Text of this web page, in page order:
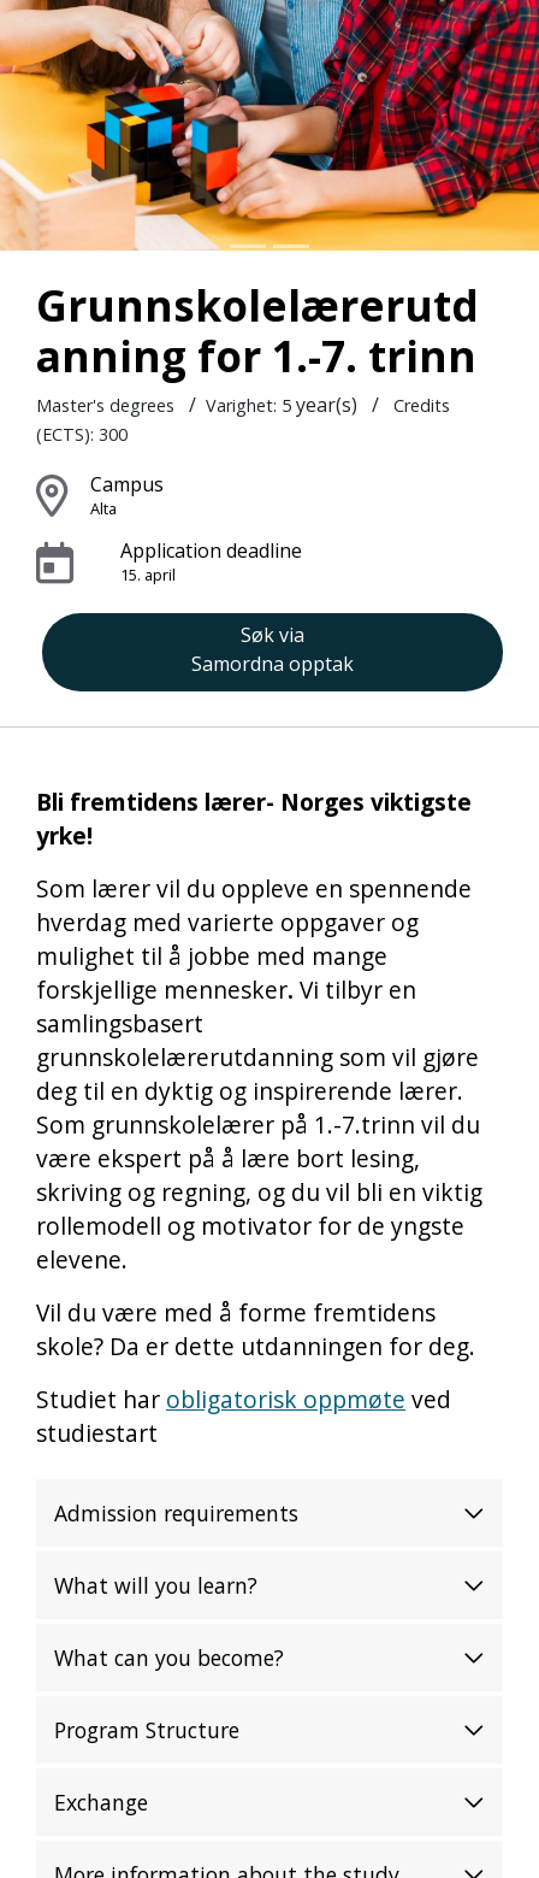
Grunnskolelærerutd
anning for 1.-7. trinn
Master's degrees / Varighet: 5 year(s) /
Credits
(ECTS): 300
Campus
Alta
Application deadline
15. april
Søk via
Samordna opptak
Bli fremtidens lærer- Norges viktigste
yrke!
Som lærer vil du oppleve en spennende
hverdag med varierte oppgaver og
mulighet til å jobbe med mange
forskjellige mennesker. Vi tilbyr en
samlingsbasert
grunnskolelærerutdanning som vil gjøre
deg til en dyktig og inspirerende lærer.
Som grunnskolelærer på 1.-7.trinn vil du
være ekspert på å lære bort lesing,
skriving og regning, og du vil bli en viktig
rollemodell og motivator for de yngste
elevene.
Vil du være med å forme fremtidens
skole? Da er dette utdanningen for deg.
Studiet har obligatorisk oppmøte ved
studiestart
Admission requirements
What will you learn?
What can you become?
Program Structure
Exchange